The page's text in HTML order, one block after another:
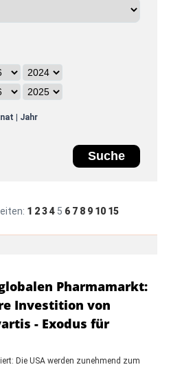
Jahr
1 2 3 4 5 6 7 8 9 10 15
Pharmamarkt:
Investition von
- Exodus für
Die USA werden zunehmend zum